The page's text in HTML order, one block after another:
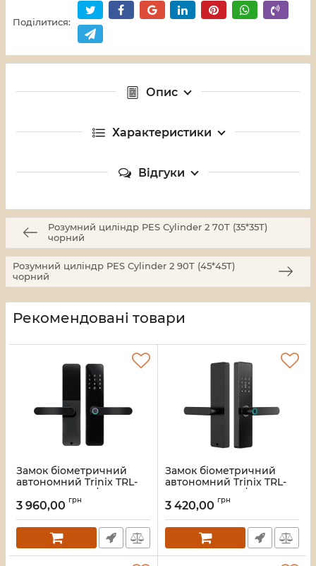
Поділитися:
Опис
Характеристики
Відгуки
Розумний циліндр PES Cylinder 2 70T (35*35T)
чорний
Розумний циліндр PES Cylinder 2 90T (45*45T)
чорний
Рекомендовані товари
Замок біометричний
автономний Trinix TRL-
5110BTF Black L/R з
Bluetooth, зчитувачем
Mifare
Артикул:65-00080
3 960,00 грн
Замок біометричний
автономний Trinix TRL-
5101BTF Black L/R з
Bluetooth, зчитувачем
Mifare
Артикул:65-00079
3 420,00 грн